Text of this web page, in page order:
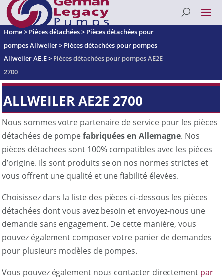
Home> Pièces détachées> Pièces détachées pour
pompes Allweiler> Pièces détachées pour pompes
Allweiler AE.E> Pièces détachées pour pompes AE2E
2700
ALLWEILER AE2E 2700
Nous sommes votre partenaire de service pour les pièces
détachées de pompefabriquées en Allemagne. Nos
pièces détachées sont 100% compatibles avec les pièces
d’origine. Ils sont produits selon nos normes strictes et
vous offrent une qualité et une fiabilité élevées.
Choisissez dans la liste des pièces ci-dessous les pièces
détachées dont vous avez besoin et envoyez-nous une
demande sans engagement. De cette manière, vous
pouvez également composer votre panier de demandes
pour plusieurs modèles de pompes.
Vous pouvez également nous contacter directement par